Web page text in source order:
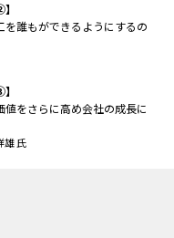
誰もができるようにするの
をさらに高め会社の成長に
雄 氏